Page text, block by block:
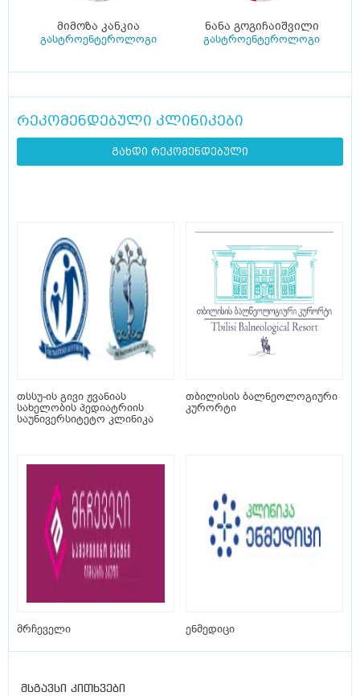
მიმოზა კანკია
გასტროენტეროლოგი
ნანა გოგიჩაიშვილი
გასტროენტეროლოგი
რეკომენდებული კლინიკები
გახდი რეკომენდებული
თსსუ-ის გივი ჟვანიას
სახელობის პედიატრიის
საუნივერსიტეტო კლინიკა
თბილისის ბალნეოლოგიური
კურორტი
მრჩეველი ენმედიცი
მსგავსი კითხვები